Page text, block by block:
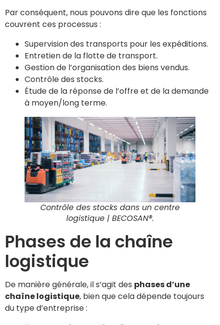
Par conséquent, nous pouvons dire que les fonctions
couvrent ces processus :
Supervision des transports pour les expéditions.
Entretien de la flotte de transport.
Gestion de l’organisation des biens vendus.
Contrôle des stocks.
Étude de la réponse de l’offre et de la demande
à moyen/long terme.
Contrôle des stocks dans un centre
logistique | BECOSAN®.
Phases de la chaîne
logistique
De manière générale, il s’agit des phases d’une
chaîne logistique, bien que cela dépende toujours
du type d’entreprise :